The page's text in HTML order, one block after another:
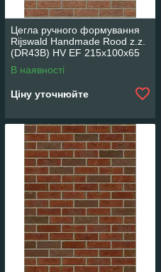
Цегла ручного формування
Rijswald Handmade Rood z.z.
(DR43B) HV EF 215x100x65
В наявності
Ціну уточнюйте